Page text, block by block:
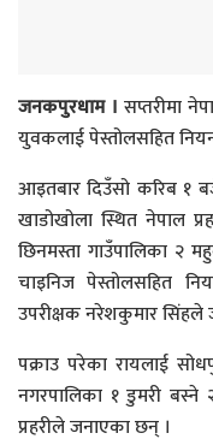
जनकपुरधाम । सप्तरीमा
युवकलाई पेस्तोलसहित
आइतबार दिउँसो करिब १
खाडोखोला स्थित नेपाल
छिनमस्ता गाउँपालिका २
चाइनिज पेस्तोलसहित
उपरीक्षक नरेशकुमार सिंहले
पक्राउ परेका रायलाई
नगरपालिका १ डुमरी बस्ने
प्रहरीले जनाएका छन् ।